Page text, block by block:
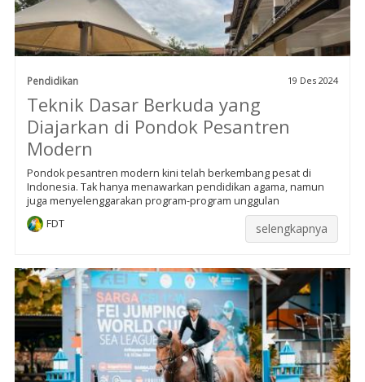
Pendidikan 19 Des 2024
Teknik Dasar Berkuda yang
Diajarkan di Pondok Pesantren
Modern
Pondok pesantren modern kini telah berkembang pesat di
Indonesia. Tak hanya menawarkan pendidikan agama, namun
juga menyelenggarakan program-program unggulan
FDT
selengkapnya